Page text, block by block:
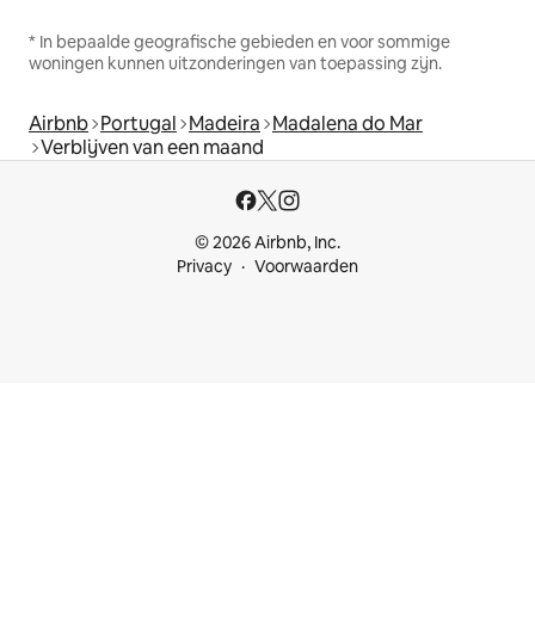
* In bepaalde geografische gebieden en voor sommige
woningen kunnen uitzonderingen van toepassing zijn.
Airbnb Portugal Madeira Madalena do Mar
Verblijven van een maand
© 2026 Airbnb, Inc.
Privacy
Voorwaarden